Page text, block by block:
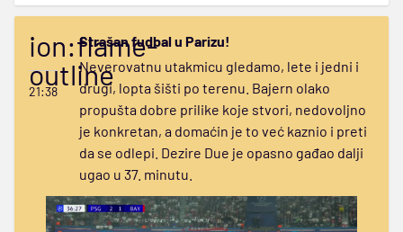
ion:flame-
outline
21:38
Strašan fudbal u Parizu!
Neverovatnu utakmicu gledamo, lete i jedni i
drugi, lopta šišti po terenu. Bajern olako
propušta dobre prilike koje stvori, nedovoljno
je konkretan, a domaćin je to već kaznio i preti
da se odlepi. Dezire Due je opasno gađao dalji
ugao u 37. minutu.